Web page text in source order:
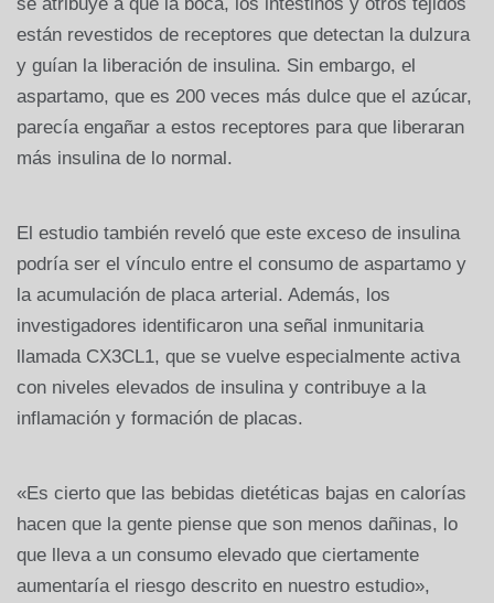
están revestidos de receptores que detectan la dulzura
y guían la liberación de insulina. Sin embargo, el
aspartamo, que es 200 veces más dulce que el azúcar,
parecía engañar a estos receptores para que liberaran
más insulina de lo normal.
El estudio también reveló que este exceso de insulina
podría ser el vínculo entre el consumo de aspartamo y
la acumulación de placa arterial. Además, los
investigadores identificaron una señal inmunitaria
llamada CX3CL1, que se vuelve especialmente activa
con niveles elevados de insulina y contribuye a la
inflamación y formación de placas.
«Es cierto que las bebidas dietéticas bajas en calorías
hacen que la gente piense que son menos dañinas, lo
que lleva a un consumo elevado que ciertamente
aumentaría el riesgo descrito en nuestro estudio»,